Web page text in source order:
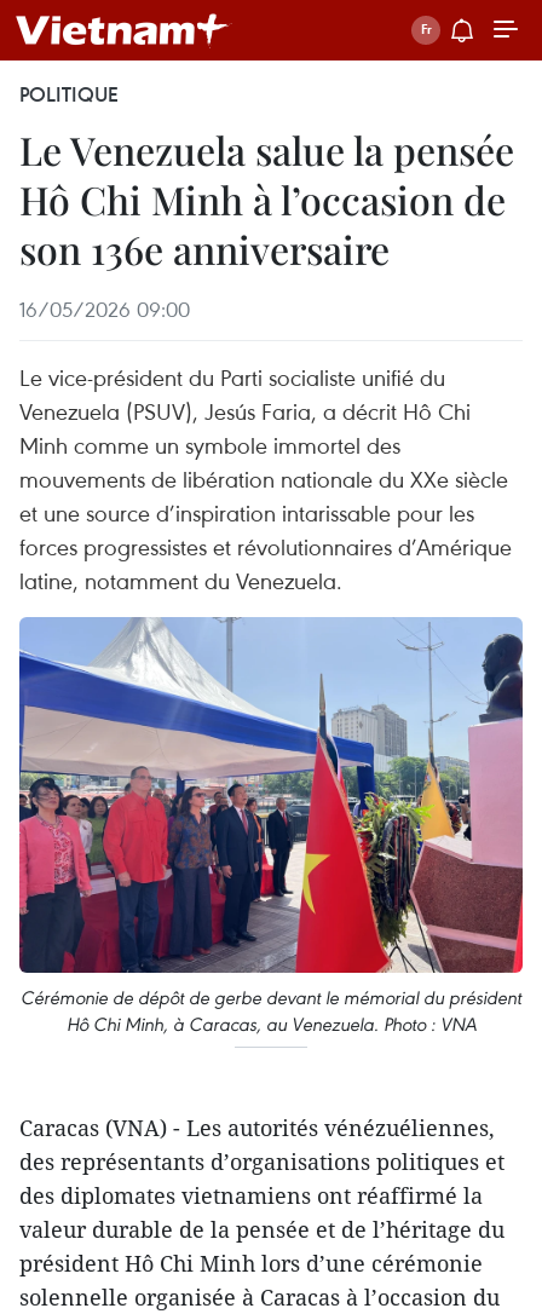
POLITIQUE
Le Venezuela salue la pensée
Hô Chi Minh à l’occasion de
son 136e anniversaire
16/05/2026 09:00
Le vice-président du Parti socialiste unifié du
Venezuela (PSUV), Jesús Faria, a décrit Hô Chi
Minh comme un symbole immortel des
mouvements de libération nationale du XXe siècle
et une source d’inspiration intarissable pour les
forces progressistes et révolutionnaires d’Amérique
latine, notamment du Venezuela. ​
Cérémonie de dépôt de gerbe devant le mémorial du président
Hô Chi Minh, à Caracas, au Venezuela. Photo : VNA
Caracas (VNA) - Les autorités vénézuéliennes,
des représentants d’organisations politiques et
des diplomates vietnamiens ont réaffirmé la
valeur durable de la pensée et de l’héritage du
président Hô Chi Minh lors d’une cérémonie
solennelle organisée à Caracas à l’occasion du